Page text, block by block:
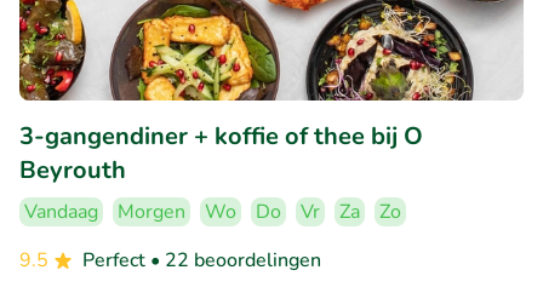
3-gangendiner + koffie of thee bij O
Beyrouth
Vandaag Morgen Wo Do Vr Za
Zo
9.5
Perfect • 22 beoordelingen